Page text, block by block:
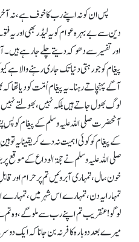
پس ان کو نہ اپنے رب کا خوف ہے، نہ
دین سے بے بہرہ عوام کو یہ لیڈر بھی اور
اور تفسیر سے دھوکہ دیتے چلے جا رہے
پیغام کو جو رہتی دنیا تک جاری رہنے والا ہے
آگے پہنچاتے رہنا۔ یہ پیغام اُمّت کو دیا تھا
لوگ بھول جاتے ہیں بلکہ نہیں، بھولتے
آنحضرت صلی اللہ علیہ وسلم کے پیغام کو
کے پیغام کو کوئی اہمیت نہ دے کر یقینا
صلی اللہ علیہ وسلم نے حجۃ الوداع کے موقع
خون، مال، تمہاری آبروئیں تم پر حرام
تمہارا یہ دن، تمہارے اس شہر میں،
لوگو! عنقریب تم اپنے رب سے ملو گے، وہ تم
میرے بعد دوبارہ کافر نہ بن جانا کہ ایک